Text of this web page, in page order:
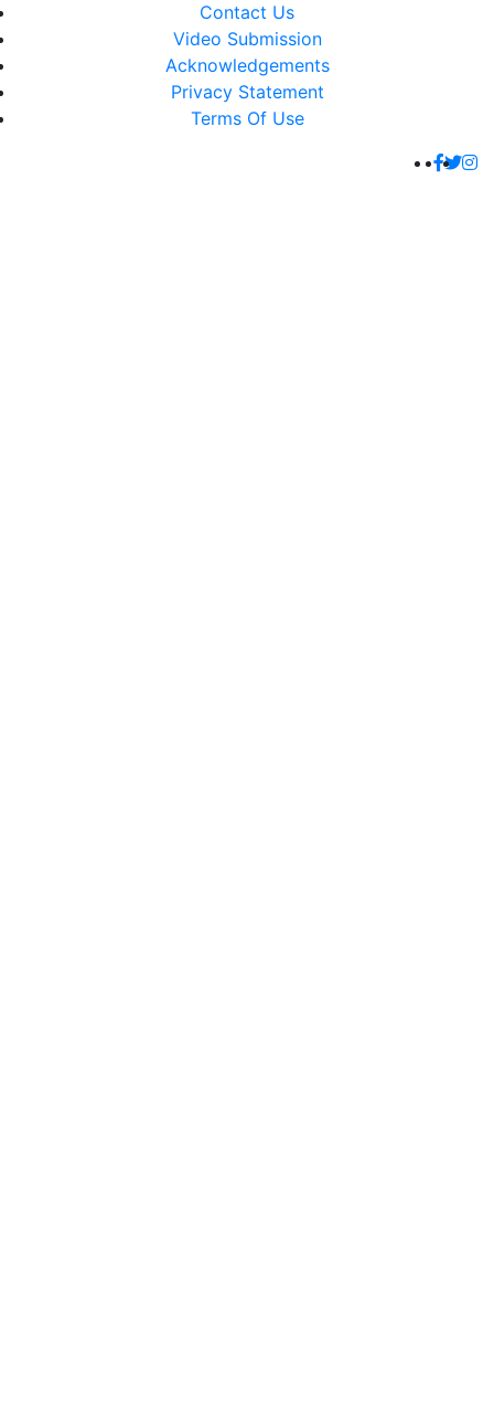
Contact Us
Video Submission
Acknowledgements
Privacy Statement
Terms Of Use